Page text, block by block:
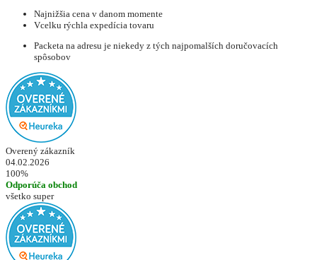
Najnižšia cena v danom momente
Vcelku rýchla expedícia tovaru
Packeta na adresu je niekedy z tých najpomalších doručovacích
spôsobov
Overený zákazník
04.02.2026
100%
Odporúča obchod
všetko super